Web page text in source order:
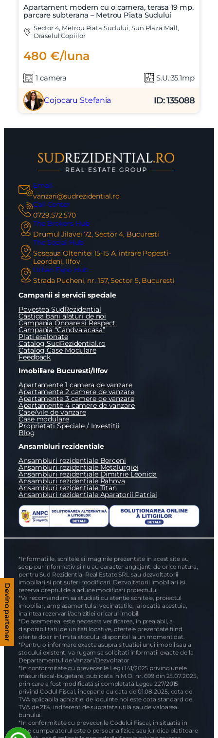
Apartament modern cu o camera, terasa 19 mp,
parcare subterana – Metrou Piata Sudului
Sector 4, Metrou Piata Sudului, Sun Plaza Mall,
Oraselul Copiilor
480 €/luna
1 camera S.U.:35.1mp
Cojocaru Stefania ID: 135088
Email
vanzari@sudrezidential.ro
Call Center
0729.572.570
The Brokers Hub
Drumul Jilavei 72, Sector 4, Bucuresti
The Social Hub
Soseaua Oltenitei 15-15 A, intrare Popesti-
Leordeni, Ilfov
Urban Expo Hub
Strada Pucheni, nr. 157, Sector 5, Bucuresti
Campanii si servicii speciale
Povestea SudRezidential
Castiga bani alaturi de noi
Campania Onoare si Respect
Campania “Candva acasa”
Plati esalonate
Catalog SudRezidential.ro
Catalog Case Modulare
Feedback
Imobiliare Bucuresti/Ilfov
Apartamente 1 camera de vanzare
Apartamente 2 camere de vanzare
Apartamente 3 camere de vanzare
Apartamente 4 camere de vanzare
Case/vile de vanzare
Case modulare
Proprietati Speciale / Investitii
Blog
Ansambluri rezidentiale
Ansambluri rezidentiale Berceni
Ansambluri rezidentiale Metalurgiei
Ansambluri rezidentiale Dimitrie Leonida
Ansambluri rezidentiale Rahova
Ansambluri rezidentiale Titan
Ansambluri rezidentiale Aparatorii Patriei
*Informatiile, schitele si imaginile prezentate in acest site au
scop pur informativ si nu au caracter angajant, de orice natura,
pentru Sud Rezidential Real Estate SRL sau dezvoltatorii
imobiliari si pot suferi modificari. Dezvoltatorii imobiliari isi
rezerva dreptul de a aduce modificari proiectului
*Va recomandam sa studiati cu atentie schitele, proiectul
imobiliar, amplasamentul si vecinatatile, la locatia acestuia,
inaintea rezervarii/achizitiei oricarui imobil.
*De asemenea, este necesara verificarea, în prealabil, a
disponibilitatii de unitati locative, ofertele prezentate fiind
oferite doar in limita stocului disponibil la un moment dat.
*Pentru o informare exacta asupra situatiei unui imobil sau a
stocului existent, va rugam sa solicitati informatii exacte de la
Departamentul de Vanzari/Dezvoltator.
*In conformitate cu prevederile Legii 141/2025 privind unele
măsuri fiscal-bugetare, publicata in M.O. nr. 699 din 25.07.2025,
prin care a fost modificată și completată Legea 227/2015
privind Codul Fiscal, incepand cu data de 01.08.2025, cota de
TVA aplicabila achizitiei de locuinte noi este cota standard de
TVA de 21%, indiferent de suprafața utilă sau de valoarea
bunului.
*In conformitate cu prevederile Codului Fiscal, in situatia in
care cumparatorul este o persoana fizica sau juridica platitoare
Devino partener